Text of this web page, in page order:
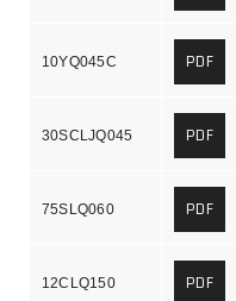
10YQ045C PDF
30SCLJQ045 PDF
75SLQ060 PDF
12CLQ150 PDF